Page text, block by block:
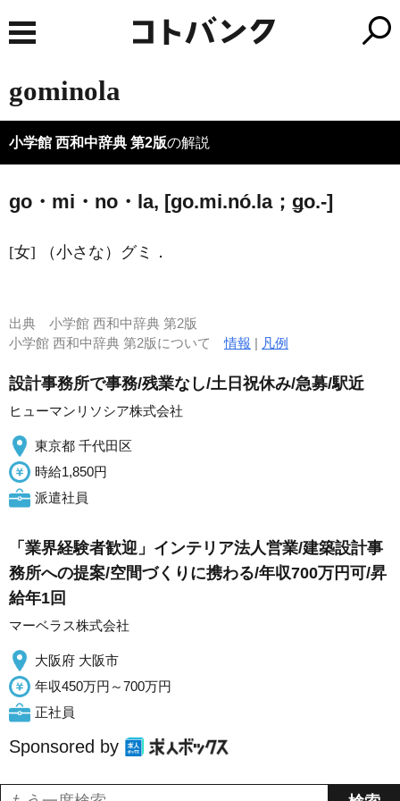
gominola
小学館 西和中辞典 第2版の解説
go・mi・no・la, [ɡo.mi.nó.la；ǥo.-]
[女] （小さな）グミ．
出典 小学館 西和中辞典 第2版
小学館 西和中辞典 第2版について情報 | 凡例
設計事務所で事務/残業なし/土日祝休み/急募/駅近
ヒューマンリソシア株式会社
東京都 千代田区
時給1,850円
派遣社員
「業界経験者歓迎」インテリア法人営業/建築設計事
務所への提案/空間づくりに携わる/年収700万円可/昇
給年1回
マーベラス株式会社
大阪府 大阪市
年収450万円～700万円
正社員
Sponsored by